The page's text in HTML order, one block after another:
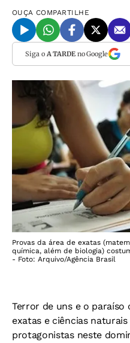
OUÇA COMPARTILHE
Siga o A TARDEno Google
Provas da área de exatas
química, além de biologia)
- Foto: Arquivo/Agência Brasil
Terror de uns e o paraíso
exatas e ciências naturais
protagonistas neste